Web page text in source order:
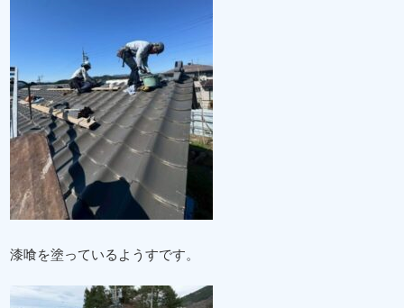
漆喰を塗っているようすです。